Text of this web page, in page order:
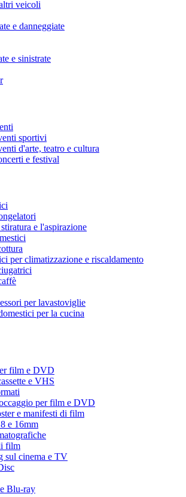
veicoli
e danneggiate
e sinistrate
sportivi
d'arte, teatro e cultura
e festival
e l'aspirazione
per climatizzazione e riscaldamento
per lavastoviglie
per la cucina
film e DVD
e VHS
per film e DVD
e manifesti di film
e 16mm
film
sul cinema e TV
Blu-ray